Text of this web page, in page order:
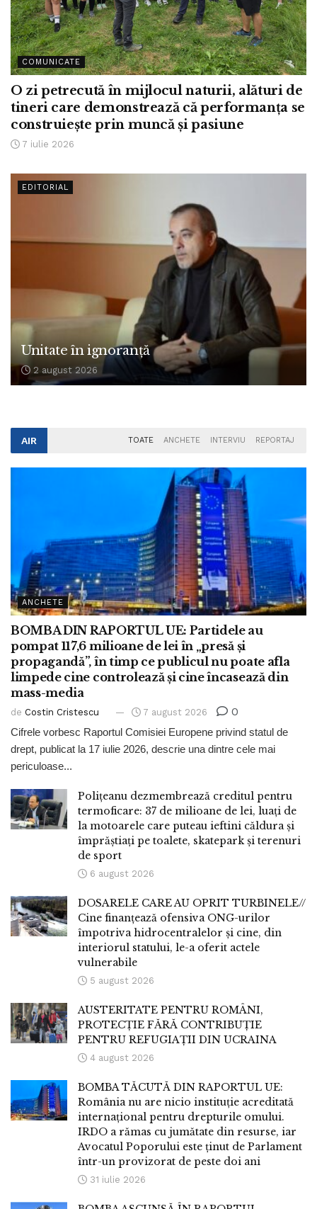
COMUNICATE
O zi petrecută în mijlocul naturii, alături de
tineri care demonstrează că performanța se
construiește prin muncă și pasiune
7 iulie 2026
EDITORIAL
Unitate în ignoranță
2 august 2026
AIR TOATE ANCHETE INTERVIU REPORTAJ
ANCHETE
BOMBA DIN RAPORTUL UE: Partidele au
pompat 117,6 milioane de lei în „presă și
propagandă”, în timp ce publicul nu poate afla
limpede cine controlează și cine încasează din
mass-media
de Costin Cristescu 7 august 2026 0
Cifrele vorbesc Raportul Comisiei Europene privind statul de
drept, publicat la 17 iulie 2026, descrie una dintre cele mai
periculoase...
Polițeanu dezmembrează creditul pentru
termoficare: 37 de milioane de lei, luați de
la motoarele care puteau ieftini căldura și
împrăștiați pe toalete, skatepark și terenuri
de sport
6 august 2026
DOSARELE CARE AU OPRIT TURBINELE//
Cine finanțează ofensiva ONG-urilor
împotriva hidrocentralelor și cine, din
interiorul statului, le-a oferit actele
vulnerabile
5 august 2026
AUSTERITATE PENTRU ROMÂNI,
PROTECȚIE FĂRĂ CONTRIBUȚIE
PENTRU REFUGIAȚII DIN UCRAINA
4 august 2026
BOMBA TĂCUTĂ DIN RAPORTUL UE:
România nu are nicio instituție acreditată
internațional pentru drepturile omului.
IRDO a rămas cu jumătate din resurse, iar
Avocatul Poporului este ținut de Parlament
într-un provizorat de peste doi ani
31 iulie 2026